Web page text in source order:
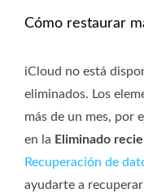
Cómo restaurar
iCloud no está
eliminados. Los
más de un mes, por
en la Eliminado
Recuperación de
ayudarte a